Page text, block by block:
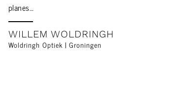
planes…
WILLEM WOLDRINGH
Woldringh Optiek | Groningen